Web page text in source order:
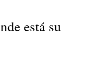
está su